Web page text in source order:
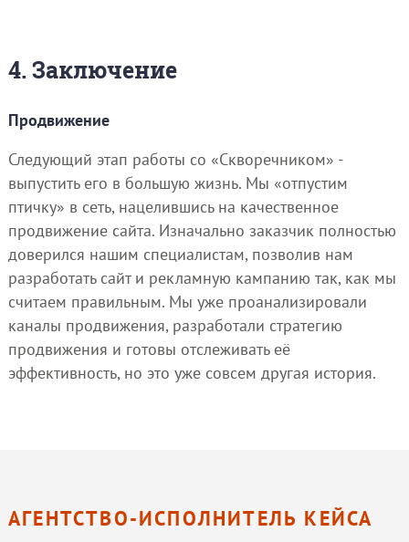
4. Заключение
Продвижение
Следующий этап работы со «Скворечником» -
выпустить его в большую жизнь. Мы «отпустим
птичку» в сеть, нацелившись на качественное
продвижение сайта. Изначально заказчик полностью
доверился нашим специалистам, позволив нам
разработать сайт и рекламную кампанию так, как мы
считаем правильным. Мы уже проанализировали
каналы продвижения, разработали стратегию
продвижения и готовы отслеживать её
эффективность, но это уже совсем другая история.
АГЕНТСТВО-ИСПОЛНИТЕЛЬ КЕЙСА